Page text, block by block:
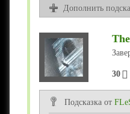
Дополнить
30
Подсказка от